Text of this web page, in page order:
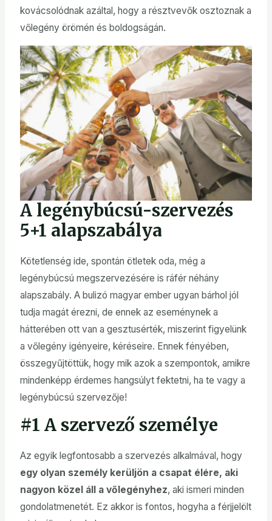
kovácsolódnak azáltal, hogy a résztvevők osztoznak a
vőlegény örömén és boldogságán.
A legénybúcsú-szervezés
5+1 alapszabálya
Kötetlenség ide, spontán ötletek oda, még a
legénybúcsú megszervezésére is ráfér néhány
alapszabály. A bulizó magyar ember ugyan bárhol jól
tudja magát érezni, de ennek az eseménynek a
hátterében ott van a gesztusérték, miszerint figyelünk
a vőlegény igényeire, kéréseire. Ennek fényében,
összegyűjtöttük, hogy mik azok a szempontok, amikre
mindenképp érdemes hangsúlyt fektetni, ha te vagy a
legénybúcsú szervezője!
#1 A szervező személye
Az egyik legfontosabb a szervezés alkalmával, hogy
egy olyan személy kerüljön a csapat élére, aki
nagyon közel áll a vőlegényhez, aki ismeri minden
gondolatmenetét. Ez akkor is fontos, hogyha a férjjelölt